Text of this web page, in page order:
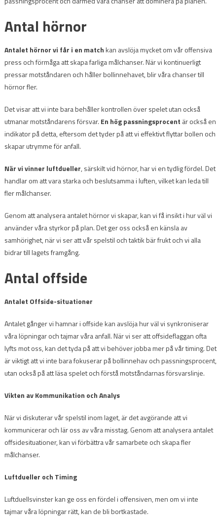
Antal hörnor
Antalet hörnor vi får i en matchkan avslöja mycket om vår offensiva
press och förmåga att skapa farliga målchanser. När vi kontinuerligt
pressar motståndaren och håller bollinnehavet, blir våra chanser till
hörnor fler.
Det visar att vi inte bara behåller kontrollen över spelet utan också
utmanar motståndarens försvar. En hög passningsprocent är också en
indikator på detta, eftersom det tyder på att vi effektivt flyttar bollen och
skapar utrymme för anfall.
När vi vinner luftdueller, särskilt vid hörnor, har vi en tydlig fördel. Det
handlar om att vara starka och beslutsamma i luften, vilket kan leda till
fler målchanser.
Genom att analysera antalet hörnor vi skapar, kan vi få insikt i hur väl vi
använder våra styrkor på plan. Det ger oss också en känsla av
samhörighet, när vi ser att vår spelstil och taktik bär frukt och vi alla
bidrar till lagets framgång.
Antal offside
Antalet Offside-situationer
Antalet gånger vi hamnar i offside kan avslöja hur väl vi synkroniserar
våra löpningar och tajmar våra anfall. När vi ser att offsideflaggan ofta
lyfts mot oss, kan det tyda på att vi behöver jobba mer på vår timing. Det
är viktigt att vi inte bara fokuserar på bollinnehav och passningsprocent,
utan också på att läsa spelet och förstå motståndarnas försvarslinje.
Vikten av Kommunikation och Analys
När vi diskuterar vår spelstil inom laget, är det avgörande att vi
kommunicerar och lär oss av våra misstag. Genom att analysera antalet
offsidesituationer, kan vi förbättra vår samarbete och skapa fler
målchanser.
Luftdueller och Timing
Luftduellsvinster kan ge oss en fördel i offensiven, men om vi inte
tajmar våra löpningar rätt, kan de bli bortkastade.